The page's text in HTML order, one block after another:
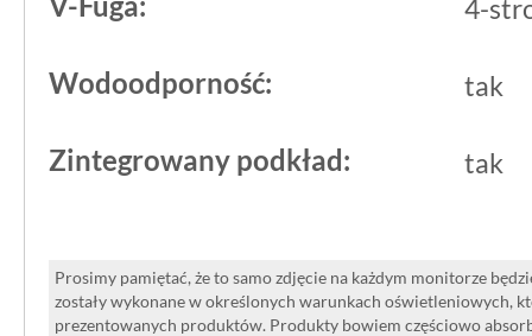
4-
Wodoodporność: tak
Zintegrowany podkład: tak
Prosimy pamiętać, że to samo zdjęcie na każdym monitorze
zostały wykonane w określonych warunkach oświetleniowych,
prezentowanych produktów. Produkty bowiem częściowo